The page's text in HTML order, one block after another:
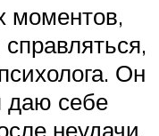
моментов,
Он
даю себе
неудачи,